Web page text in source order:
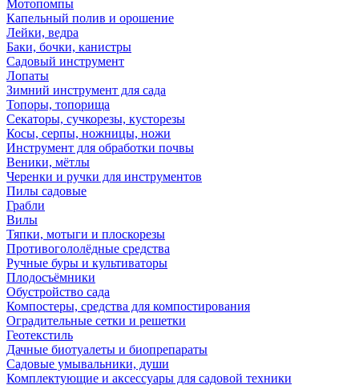
Мотопомпы
Капельный полив и орошение
Лейки, ведра
Баки, бочки, канистры
Садовый инструмент
Лопаты
Зимний инструмент для сада
Топоры, топорища
Секаторы, сучкорезы, кусторезы
Косы, серпы, ножницы, ножи
Инструмент для обработки почвы
Веники, мётлы
Черенки и ручки для инструментов
Пилы садовые
Грабли
Вилы
Тяпки, мотыги и плоскорезы
Противогололёдные средства
Ручные буры и культиваторы
Плодосъёмники
Обустройство сада
Компостеры, средства для компостирования
Оградительные сетки и решетки
Геотекстиль
Дачные биотуалеты и биопрепараты
Садовые умывальники, души
Комплектующие и аксессуары для садовой техники